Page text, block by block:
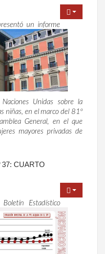
un informe
Unidas sobre la
niñas, en el marco del 81º
General, en el que
mayores privadas de
37: CUARTO
Estadístico